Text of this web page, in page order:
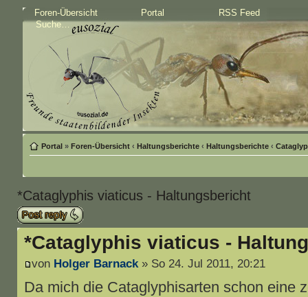
Foren-Übersicht Portal RSS Feed
Portal» Foren-Übersicht ‹ Haltungsberichte ‹ Haltungsberichte ‹
*Cataglyphis viaticus - Haltungsbericht
Antwort schreiben
*Cataglyphis viaticus -
von Holger Barnack» So 24. Jul 2011, 20:21
Da mich die Cataglyphisarten schon eine